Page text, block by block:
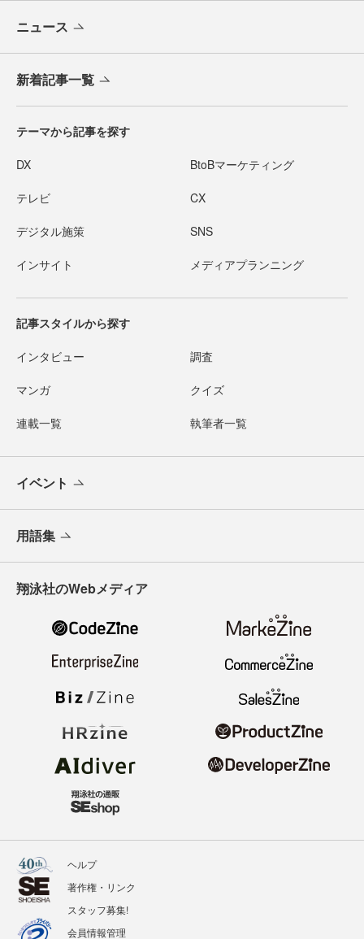
ニュース
新着記事一覧
テーマから記事を探す
DX BtoBマーケティング
テレビ CX
デジタル施策 SNS
インサイト メディアプランニング
記事スタイルから探す
インタビュー 調査
マンガ クイズ
連載一覧 執筆者一覧
イベント
用語集
翔泳社のWebメディア
ヘルプ
著作権・リンク
スタッフ募集!
会員情報管理